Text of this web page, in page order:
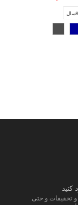
کنید
تخفیفات و حتی